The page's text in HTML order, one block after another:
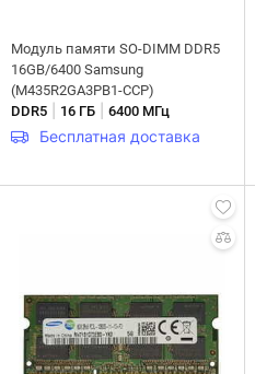
Модуль памяти SO-DIMM DDR5
16GB/6400 Samsung
(M435R2GA3PB1-CCP)
DDR5
16 ГБ 6400 МГц
Бесплатная доставка